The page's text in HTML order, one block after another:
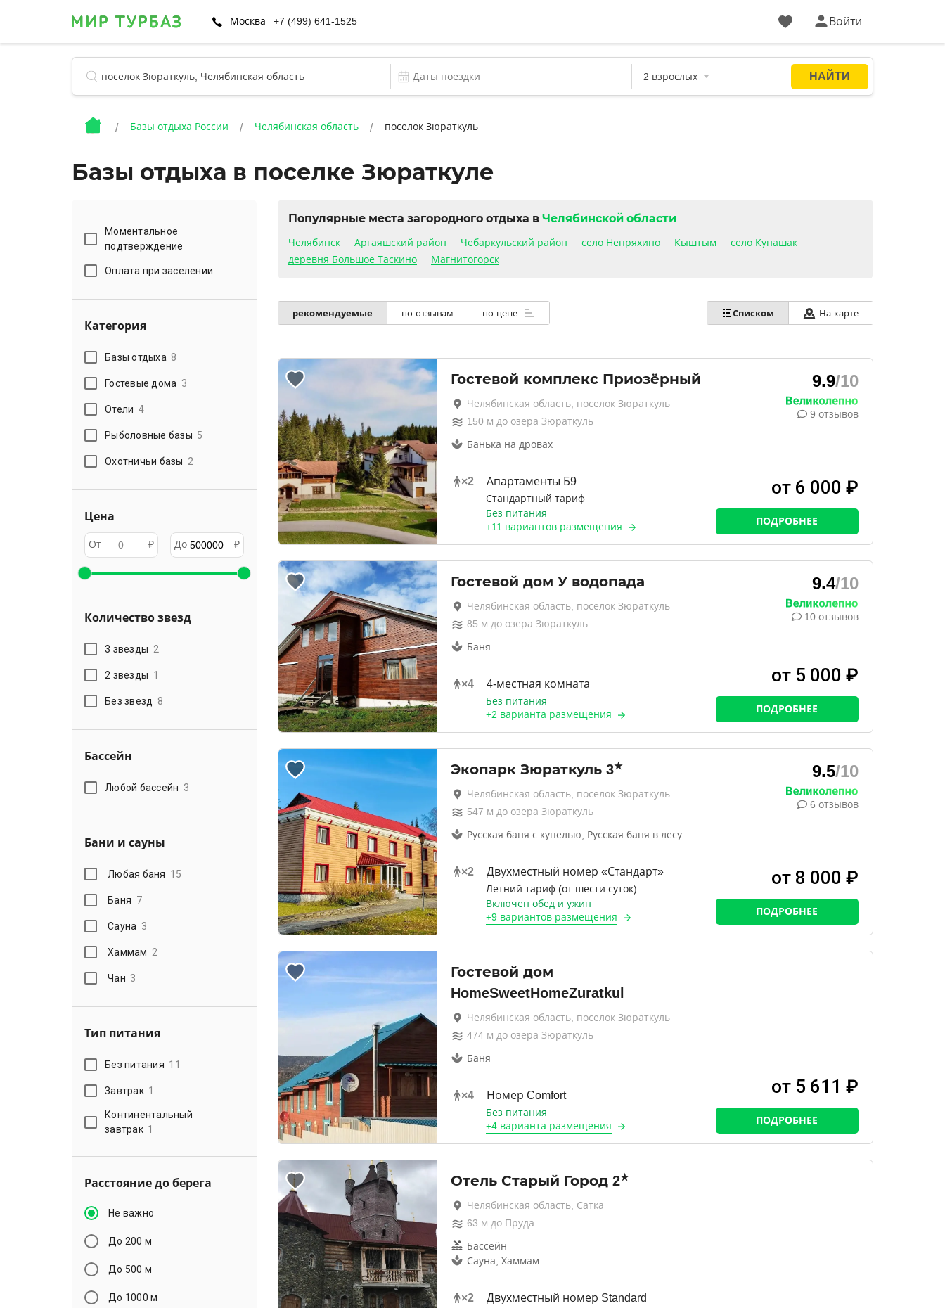
Москва +7 (499) 641-1525 Войти
Базы отдыха России Челябинская область поселок Зюраткуль
Базы отдыха в поселке Зюраткуле
Моментальное
подтверждение
Оплата при заселении
Категория
Базы отдыха 8
Гостевые дома 3
Отели 4
Рыболовные базы 5
Охотничьи базы 2
Цена
От ₽ До ₽
Количество звезд
3 звезды 2
2 звезды 1
Без звезд 8
Бассейн
Любой бассейн 3
Бани и сауны
Любая баня 15
Баня 7
Сауна 3
Хаммам 2
Чан 3
Тип питания
Без питания 11
Завтрак 1
Континентальный
завтрак 1
Расстояние до берега
Не важно
До 200 м
До 500 м
До 1000 м
Популярные места загородного отдыха в Челябинской области
Челябинск Аргаяшский район Чебаркульский район село Непряхино Кыштым
село Кунашак
деревня Большое Таскино
Магнитогорск
рекомендуемые по отзывам по цене Списком На карте
Гостевой комплекс Приозёрный
Челябинская область, поселок Зюраткуль
150 м до озера Зюраткуль
Банька на дровах
×2 Апартаменты Б9
Стандартный тариф
Без питания
+11 вариантовразмещения
9.9/10
9 отзывов
от 6 000 ₽
ПОДРОБНЕЕ
Гостевой дом У водопада
Челябинская область, поселок Зюраткуль
85 м до озера Зюраткуль
Баня
×4 4-местная комната
Без питания
+2 варианта размещения
9.4/10
10 отзывов
от 5 000 ₽
ПОДРОБНЕЕ
Экопарк Зюраткуль 3★
Челябинская область, поселок Зюраткуль
547 м до озера Зюраткуль
Русская баня с купелью, Русская баня в лесу
×2 Двухместный номер «Стандарт»
Летний тариф (от шести суток)
Включен обед и ужин
+9 вариантовразмещения
9.5/10
6 отзывов
от 8 000 ₽
ПОДРОБНЕЕ
Гостевой дом
HomeSweetHomeZuratkul
Челябинская область, поселок Зюраткуль
474м до озера Зюраткуль
Баня
×4 Номер Comfort
Без питания
+4 варианта размещения
от 5 611 ₽
ПОДРОБНЕЕ
Отель Старый Город 2★
Челябинская область, Сатка
63 м до Пруда
Бассейн
Сауна, Хаммам
×2
Двухместный номер Standard